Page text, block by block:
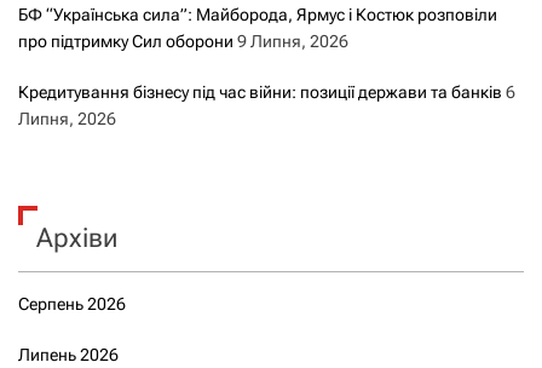
БФ “Українська сила”: Майборода, Ярмус і Костюк розповіли
про підтримку Сил оборони 9 Липня, 2026
Кредитування бізнесу під час війни: позиції держави та банків 6
Липня, 2026
Архіви
Серпень 2026
Липень 2026